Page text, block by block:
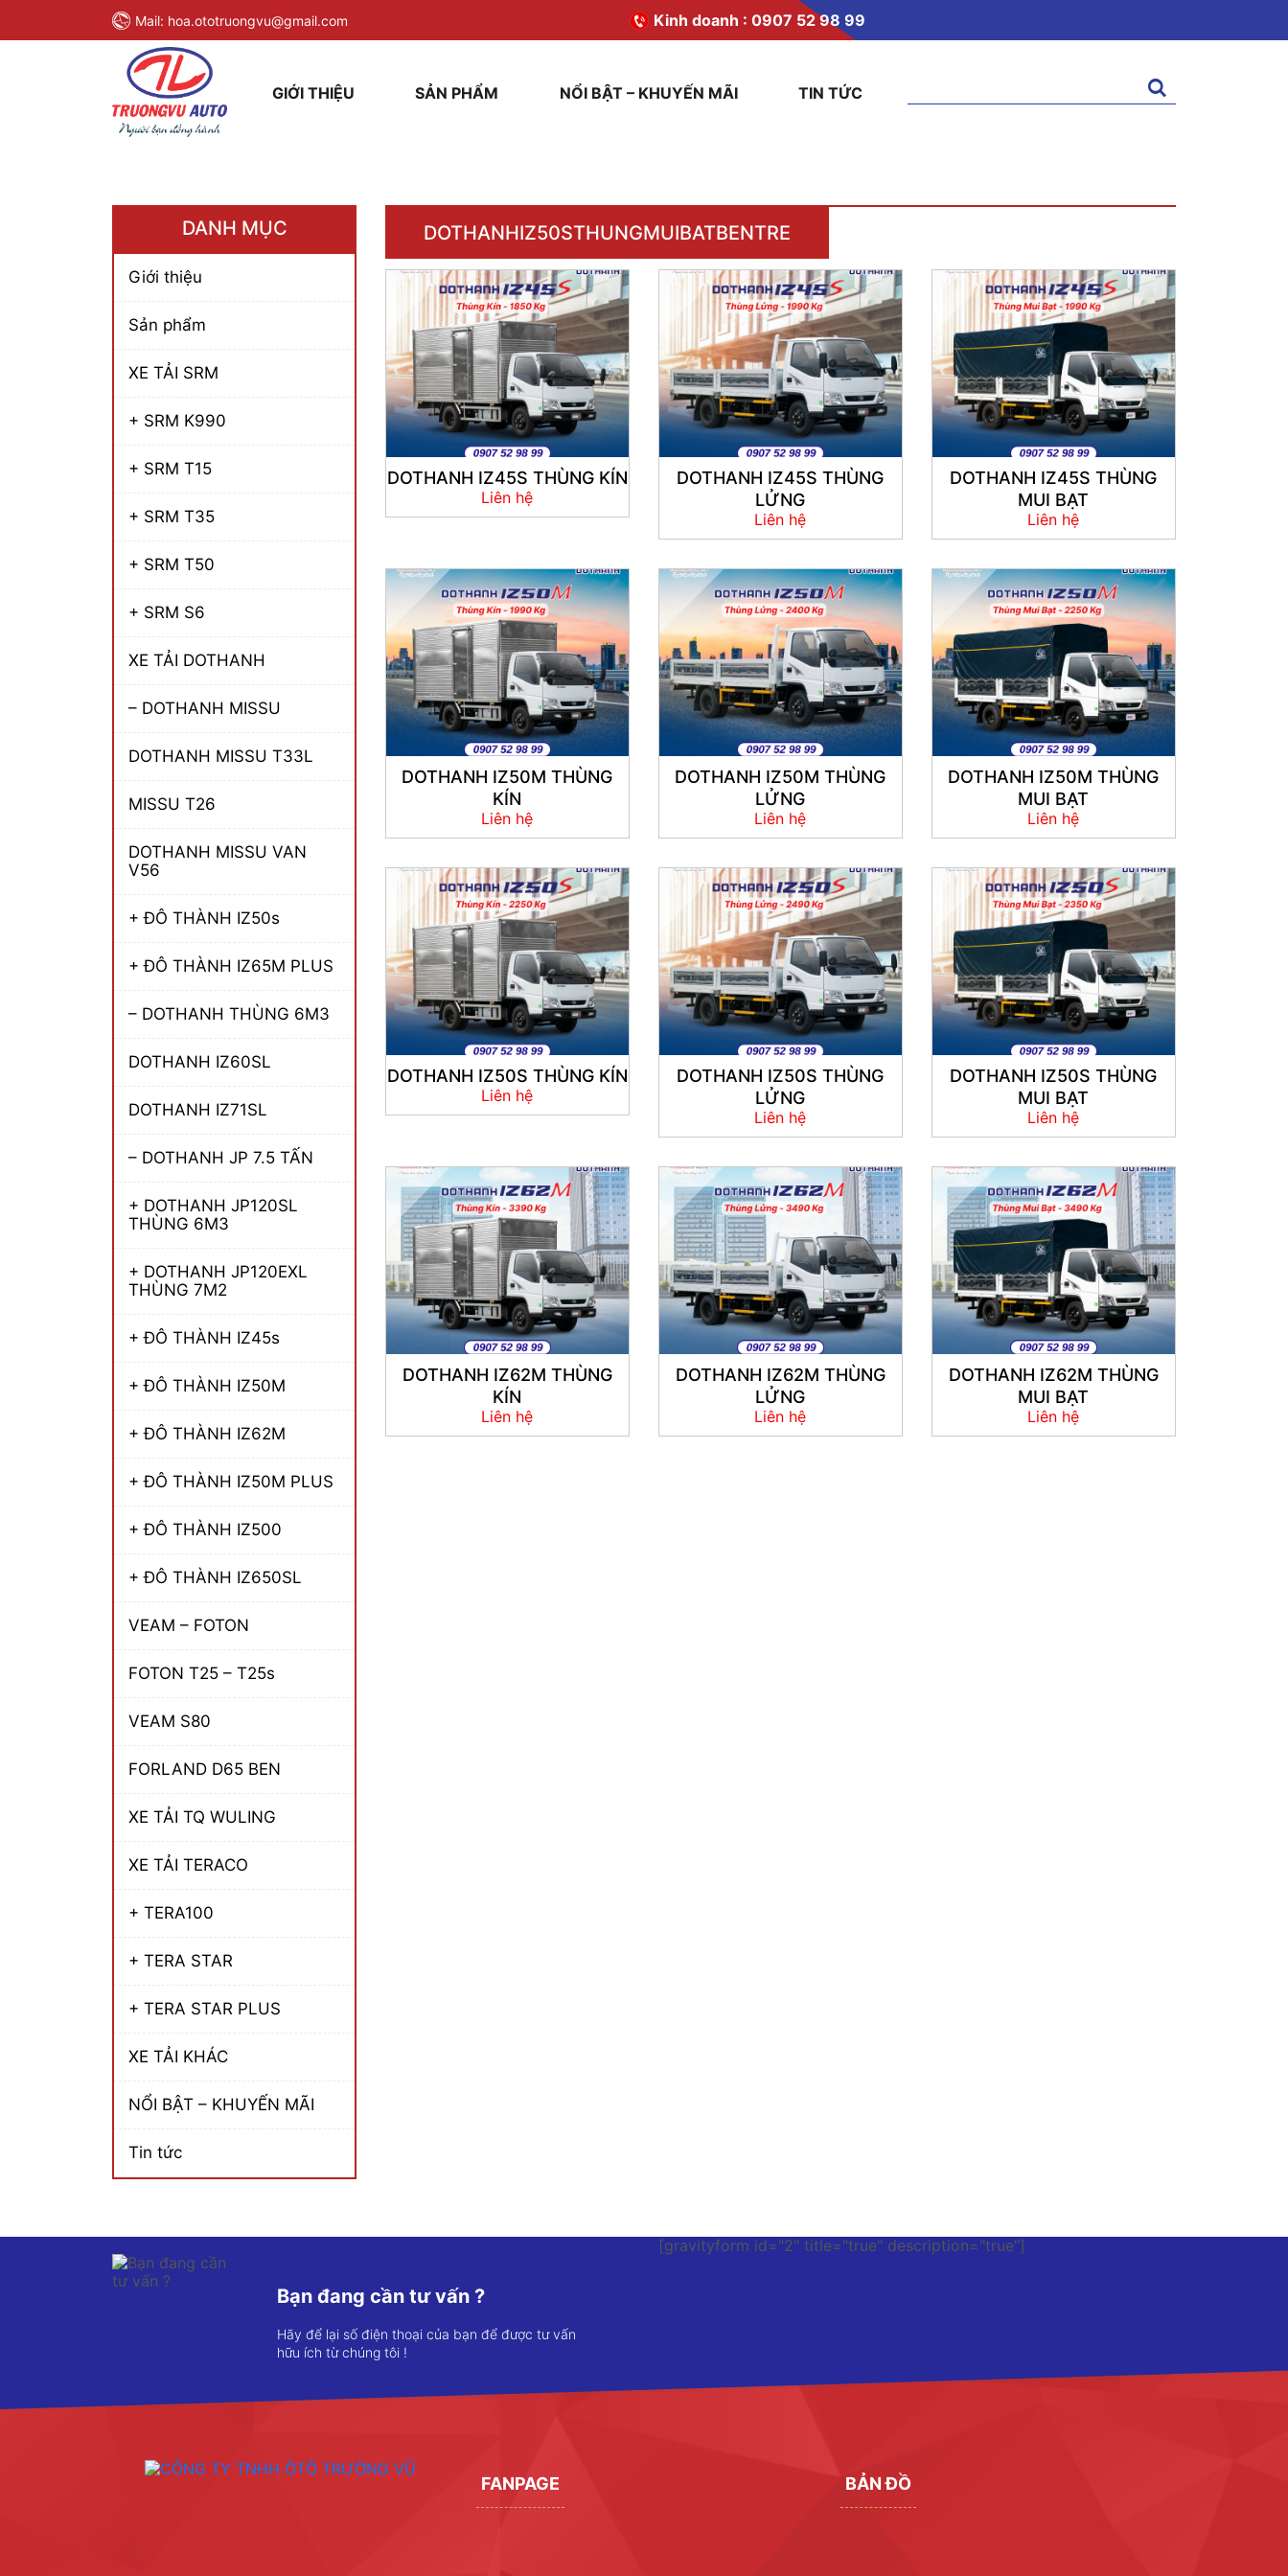
Mail: hoa.ototruongvu@gmail.com Kinh doanh : 0907 52 98 99
GIỚI THIỆU SẢN PHẨM NỔI BẬT – KHUYẾN MÃI TIN TỨC
kiếm:
DANH MỤC
Giới thiệu
Sản phẩm
XE TẢI SRM
+ SRM K990
+ SRM T15
+ SRM T35
+ SRM T50
+ SRM S6
XE TẢI DOTHANH
– DOTHANH MISSU
DOTHANH MISSU T33L
MISSU T26
DOTHANH MISSU VAN
V56
+ ĐÔ THÀNH IZ50s
+ ĐÔ THÀNH IZ65M PLUS
– DOTHANH THÙNG 6M3
DOTHANH IZ60SL
DOTHANH IZ71SL
– DOTHANH JP 7.5 TẤN
+ DOTHANH JP120SL
THÙNG 6M3
+ DOTHANH JP120EXL
THÙNG 7M2
+ ĐÔ THÀNH IZ45s
+ ĐÔ THÀNH IZ50M
+ ĐÔ THÀNH IZ62M
+ ĐÔ THÀNH IZ50M PLUS
+ ĐÔ THÀNH IZ500
+ ĐÔ THÀNH IZ650SL
VEAM – FOTON
FOTON T25 – T25s
VEAM S80
FORLAND D65 BEN
XE TẢI TQ WULING
XE TẢI TERACO
+ TERA100
+ TERA STAR
+ TERA STAR PLUS
XE TẢI KHÁC
NỔI BẬT – KHUYẾN MÃI
Tin tức
DOTHANHIZ50STHUNGMUIBATBENTRE
DOTHANH IZ45S THÙNG KÍN
Liên hệ
DOTHANH IZ45S THÙNG
LỬNG
Liên hệ
DOTHANH IZ45S THÙNG
MUI BẠT
Liên hệ
DOTHANH IZ50M THÙNG
KÍN
Liên hệ
DOTHANH IZ50M THÙNG
LỬNG
Liên hệ
DOTHANH IZ50M THÙNG
MUI BẠT
Liên hệ
DOTHANH IZ50S THÙNG KÍN
Liên hệ
DOTHANH IZ50S THÙNG
LỬNG
Liên hệ
DOTHANH IZ50S THÙNG
MUI BẠT
Liên hệ
DOTHANH IZ62M THÙNG
KÍN
Liên hệ
DOTHANH IZ62M THÙNG
LỬNG
Liên hệ
DOTHANH IZ62M THÙNG
MUI BẠT
Liên hệ
Bạn đang cần tư vấn ?
Hãy để lại số điện thoại của bạn để được tư vấn
hữu ích từ chúng tôi !
[gravityform id="2" title="true" description="true"]
FANPAGE BẢN ĐỒ